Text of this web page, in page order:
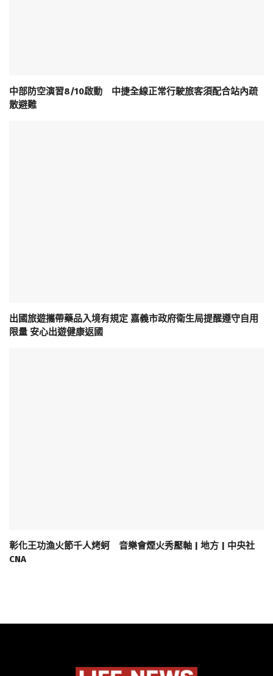
中部防空演習8/10啟動 中捷全線正常行駛旅客須配合站內疏
散避難
出國旅遊攜帶藥品入境有規定 嘉義市政府衛生局提醒遵守自用
限量 安心出遊健康返國
彰化王功漁火節千人烤蚵 音樂會煙火秀壓軸 | 地方 | 中央社
CNA